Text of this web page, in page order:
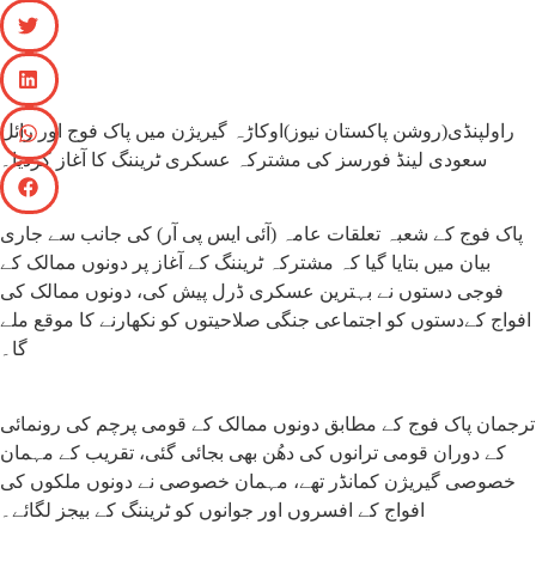
راولپنڈی(روشن پاکستان نیوز)اوکاڑہ گیریژن میں پاک فوج اور رائل
سعودی لینڈ فورسز کی مشترکہ عسکری ٹریننگ کا آغاز کردیا۔
پاک فوج کے شعبہ تعلقات عامہ (آئی ایس پی آر) کی جانب سے جاری
بیان میں بتایا گیا کہ مشترکہ ٹریننگ کے آغاز پر دونوں ممالک کے
فوجی دستوں نے بہترین عسکری ڈرل پیش کی، دونوں ممالک کی
افواج کےدستوں کو اجتماعی جنگی صلاحیتوں کو نکھارنے کا موقع ملے
گا۔
ترجمان پاک فوج کے مطابق دونوں ممالک کے قومی پرچم کی رونمائی
کے دوران قومی ترانوں کی دھُن بھی بجائی گئی، تقریب کے مہمان
خصوصی گیریژن کمانڈر تھے، مہمان خصوصی نے دونوں ملکوں کی
افواج کے افسروں اور جوانوں کو ٹریننگ کے بیجز لگائے۔